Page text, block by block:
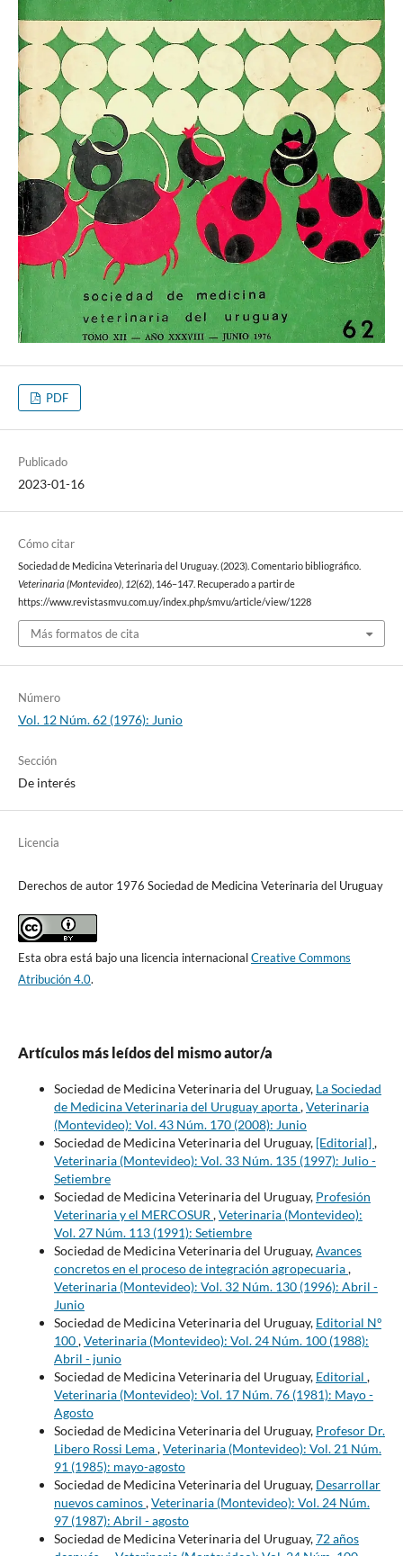
PDF
Publicado
2023-01-16
Cómo citar
Sociedad de Medicina Veterinaria del Uruguay. (2023). Comentario bibliográfico.
Veterinaria (Montevideo), 12(62), 146–147. Recuperado a partir de
https://www.revistasmvu.com.uy/index.php/smvu/article/view/1228
Más formatos de cita
Número
Vol. 12 Núm. 62 (1976): Junio
Sección
De interés
Licencia
Derechos de autor 1976 Sociedad de Medicina Veterinaria del Uruguay
Esta obra está bajo una licencia internacionalCreative Commons
Atribución 4.0.
Artículos más leídos del mismo autor/a
Sociedad de Medicina Veterinaria del Uruguay, La Sociedad
de Medicina Veterinaria del Uruguay aporta,Veterinaria
(Montevideo): Vol. 43 Núm. 170 (2008): Junio
Sociedad de Medicina Veterinaria del Uruguay, [Editorial],
Veterinaria (Montevideo): Vol. 33 Núm. 135 (1997): Julio -
Setiembre
Sociedad de Medicina Veterinaria del Uruguay, Profesión
Veterinaria y el MERCOSUR ,Veterinaria (Montevideo):
Vol. 27 Núm. 113 (1991): Setiembre
Sociedad de Medicina Veterinaria del Uruguay,Avances
concretos en el proceso de integración agropecuaria,
Veterinaria (Montevideo): Vol. 32 Núm. 130 (1996): Abril -
Junio
Sociedad de Medicina Veterinaria del Uruguay, Editorial Nº
100,Veterinaria (Montevideo): Vol. 24 Núm. 100 (1988):
Abril - junio
Sociedad de Medicina Veterinaria del Uruguay, Editorial ,
Veterinaria (Montevideo): Vol. 17 Núm. 76 (1981): Mayo -
Agosto
Sociedad de Medicina Veterinaria del Uruguay, Profesor Dr.
Libero Rossi Lema,Veterinaria (Montevideo): Vol. 21 Núm.
91 (1985): mayo-agosto
Sociedad de Medicina Veterinaria del Uruguay, Desarrollar
nuevos caminos,Veterinaria (Montevideo): Vol. 24 Núm.
97 (1987): Abril - agosto
Sociedad de Medicina Veterinaria del Uruguay,72 años